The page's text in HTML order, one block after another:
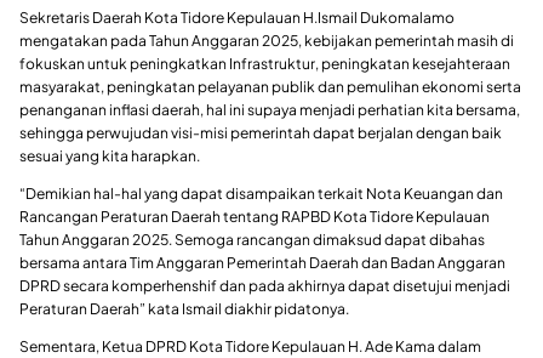
Sekretaris Daerah Kota Tidore Kepulauan H.Ismail Dukomalamo
mengatakan pada Tahun Anggaran 2025, kebijakan pemerintah masih di
fokuskan untuk peningkatkan Infrastruktur, peningkatan kesejahteraan
masyarakat, peningkatan pelayanan publik dan pemulihan ekonomi serta
penanganan inflasi daerah, hal ini supaya menjadi perhatian kita bersama,
sehingga perwujudan visi-misi pemerintah dapat berjalan dengan baik
sesuai yang kita harapkan.
“Demikian hal-hal yang dapat disampaikan terkait Nota Keuangan dan
Rancangan Peraturan Daerah tentang RAPBD Kota Tidore Kepulauan
Tahun Anggaran 2025. Semoga rancangan dimaksud dapat dibahas
bersama antara Tim Anggaran Pemerintah Daerah dan Badan Anggaran
DPRD secara komperhenshif dan pada akhirnya dapat disetujui menjadi
Peraturan Daerah” kata Ismail diakhir pidatonya.
Sementara, Ketua DPRD Kota Tidore Kepulauan H. Ade Kama dalam